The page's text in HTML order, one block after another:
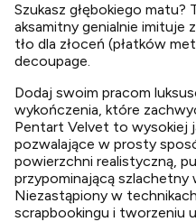
Szukasz głębokiego
aksamitny genialnie imituje
tło dla złoceń (płatków
decoupage.
Dodaj swoim pracom
wykończenia, które
Pentart Velvet to wysokiej
pozwalające w prosty
powierzchni realistyczną,
przypominającą szlachetny
Niezastąpiony w
scrapbookingu i tworzeniu